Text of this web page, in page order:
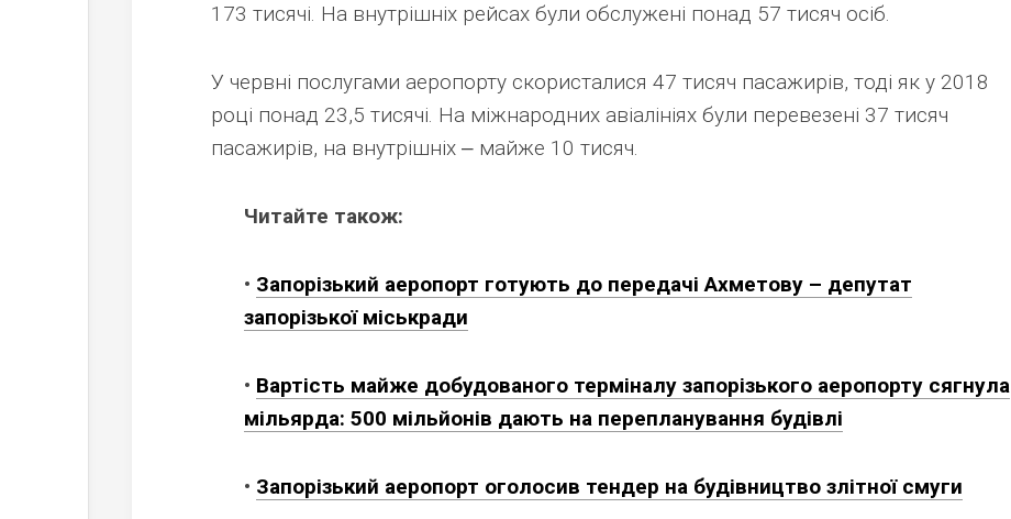
173 тисячі. На внутрішніх рейсах були обслужені понад 57 тисяч осіб.
У червні послугами аеропорту скористалися 47 тисяч пасажирів, тоді як у 2018
році понад 23,5 тисячі. На міжнародних авіалініях були перевезені 37 тисяч
пасажирів, на внутрішніх ‒ майже 10 тисяч.
Читайте також:
• Запорізький аеропорт готують до передачі Ахметову – депутат
запорізької міськради
• Вартість майже добудованого терміналу запорізького аеропорту сягнула
мільярда: 500 мільйонів дають на перепланування будівлі
• Запорізький аеропорт оголосив тендер на будівництво злітної смуги